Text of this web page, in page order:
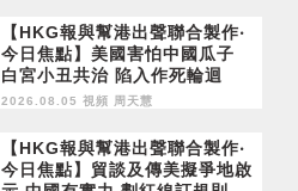
【HKG報與幫港出聲聯合製作‧
今日焦點】美國害怕中國瓜子
白宮小丑共治 陷入作死輪迴
2026.08.05 視頻 周天慧
【HKG報與幫港出聲聯合製作‧
今日焦點】貿談及傳美擬爭地啟